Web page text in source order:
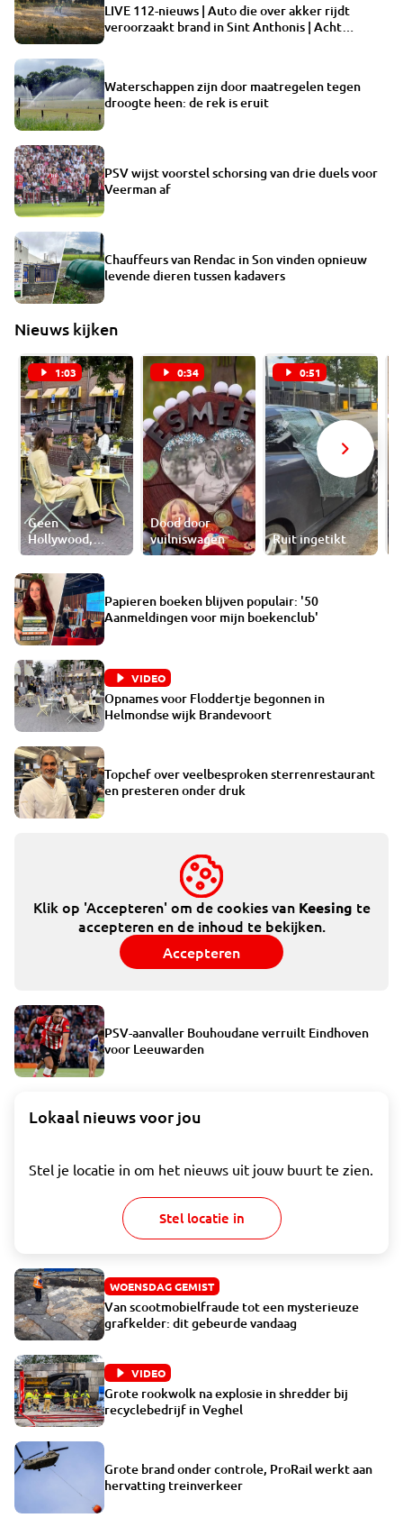
LIVE 112-nieuws | Auto die over akker rijdt
veroorzaakt brand in Sint Anthonis | Acht
Waterschappen zijn door maatregelen tegen
droogte heen: de rek is eruit
PSV wijst voorstel schorsing van drie duels voor
Veerman af
Chauffeurs van Rendac in Son vinden opnieuw
levende dieren tussen kadavers
Nieuws kijken
1:03
Geen
Hollywood,
Helmond!
0:34
Dood door
vuilniswagen
0:51
Ruit ingetikt
Papieren boeken blijven populair: '50
Aanmeldingen voor mijn boekenclub'
VIDEO
Opnames voor Floddertje begonnen in
Helmondse wijk Brandevoort
Topchef over veelbesproken sterrenrestaurant
en presteren onder druk
Klik op 'Accepteren' om de cookies van Keesing te
accepteren en de inhoud te bekijken.
Accepteren
PSV-aanvaller Bouhoudane verruilt Eindhoven
voor Leeuwarden
Lokaal nieuws voor jou
Stel je locatie in om het nieuws uit jouw buurt te zien.
Stel locatie in
WOENSDAG GEMIST
Van scootmobielfraude tot een mysterieuze
grafkelder: dit gebeurde vandaag
VIDEO
Grote rookwolk na explosie in shredder bij
recyclebedrijf in Veghel
Grote brand onder controle, ProRail werkt aan
hervatting treinverkeer